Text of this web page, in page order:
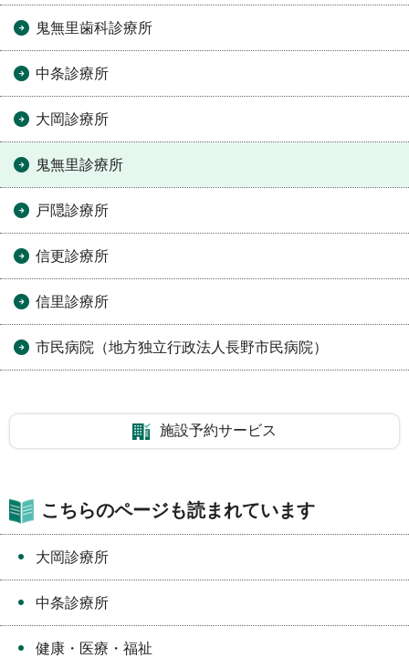
鬼無里歯科診療所
中条診療所
大岡診療所
鬼無里診療所
戸隠診療所
信更診療所
信里診療所
市民病院（地方独立行政法人長野市民病院）
施設予約サービス
こちらのページも読まれています
大岡診療所
中条診療所
健康・医療・福祉